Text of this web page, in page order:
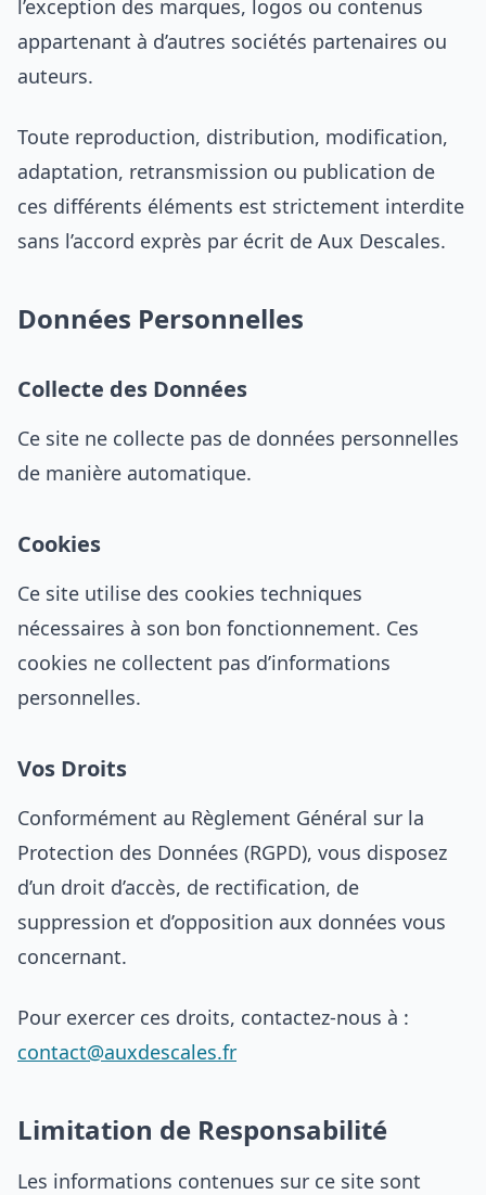
l’exception des marques, logos ou contenus
appartenant à d’autres sociétés partenaires ou
auteurs.
Toute reproduction, distribution, modification,
adaptation, retransmission ou publication de
ces différents éléments est strictement interdite
sans l’accord exprès par écrit de Aux Descales.
Données Personnelles
Collecte des Données
Ce site ne collecte pas de données personnelles
de manière automatique.
Cookies
Ce site utilise des cookies techniques
nécessaires à son bon fonctionnement. Ces
cookies ne collectent pas d’informations
personnelles.
Vos Droits
Conformément au Règlement Général sur la
Protection des Données (RGPD), vous disposez
d’un droit d’accès, de rectification, de
suppression et d’opposition aux données vous
concernant.
Pour exercer ces droits, contactez-nous à :
contact@auxdescales.fr
Limitation de Responsabilité
Les informations contenues sur ce site sont